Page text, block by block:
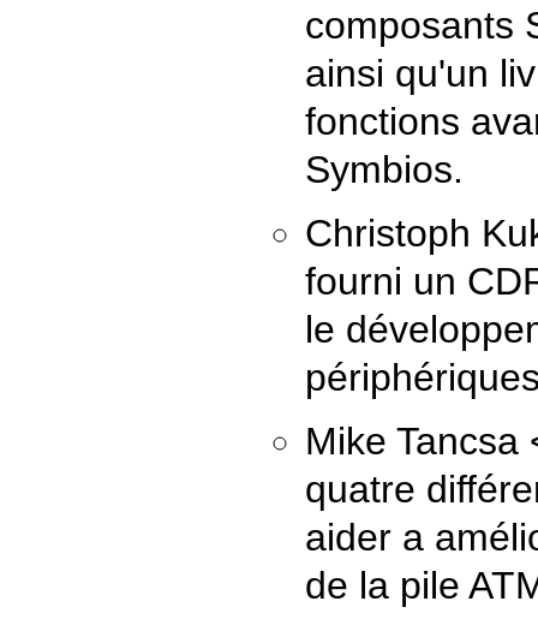
composants
ainsi qu'un
fonctions
Symbios.
Christoph
fourni un
le
Mike Tancsa
quatre
aider a
de la pile